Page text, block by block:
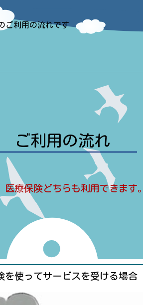
ご利用の流れです
ご利用の流れ
医療保険どちらも利用できます。
を使ってサービスを受ける場合